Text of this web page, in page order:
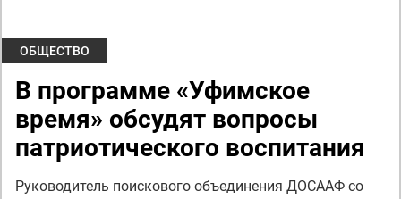
ОБЩЕСТВО
В программе «Уфимское
время» обсудят вопросы
патриотического воспитания
Руководитель поискового объединения ДОСААФ со